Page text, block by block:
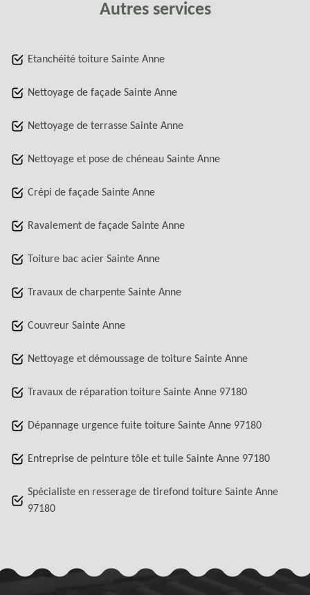
Autres services
Etanchéité toiture Sainte Anne
Nettoyage de façade Sainte Anne
Nettoyage de terrasse Sainte Anne
Nettoyage et pose de chéneau Sainte Anne
Crépi de façade Sainte Anne
Ravalement de façade Sainte Anne
Toiture bac acier Sainte Anne
Travaux de charpente Sainte Anne
Couvreur Sainte Anne
Nettoyage et démoussage de toiture Sainte Anne
Travaux de réparation toiture Sainte Anne 97180
Dépannage urgence fuite toiture Sainte Anne 97180
Entreprise de peinture tôle et tuile Sainte Anne 97180
Spécialiste en resserage de tirefond toiture Sainte Anne
97180